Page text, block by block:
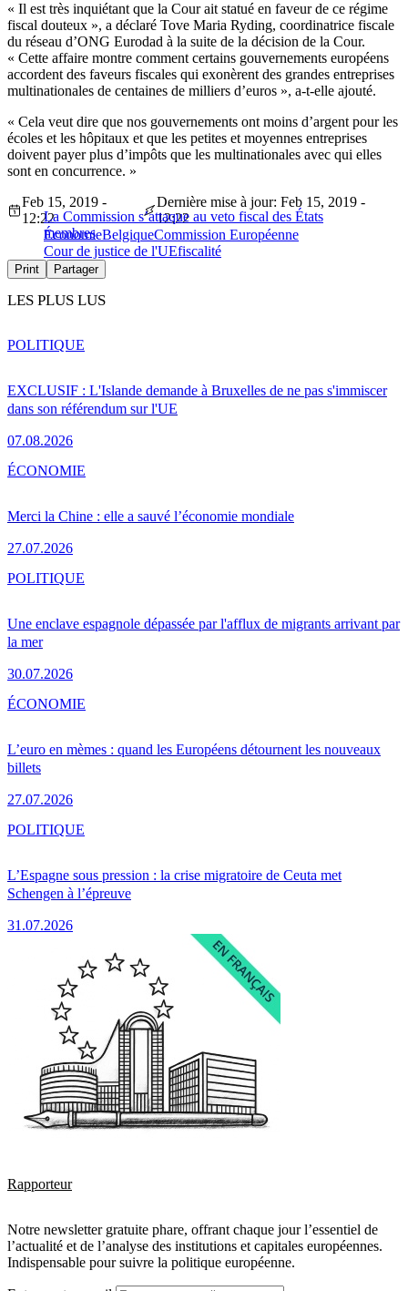
« Il est très inquiétant que la Cour ait statué en faveur de ce régime
fiscal douteux », a déclaré Tove Maria Ryding, coordinatrice fiscale
du réseau d’ONG Eurodad à la suite de la décision de la Cour.
« Cette affaire montre comment certains gouvernements européens
accordent des faveurs fiscales qui exonèrent des grandes entreprises
multinationales de centaines de milliers d’euros », a-t-elle ajouté.
« Cela veut dire que nos gouvernements ont moins d’argent pour les
écoles et les hôpitaux et que les petites et moyennes entreprises
doivent payer plus d’impôts que les multinationales avec qui elles
sont en concurrence. »
La Commission s’attaque au veto fiscal des États
membres
Feb 15, 2019 -
12:22
Dernière mise à jour: Feb 15, 2019 -
12:22
ÉconomieBelgiqueCommission Européenne
Cour de justice de l'UEfiscalité
Print Partager
LES PLUS LUS
EXCLUSIF : L'Islande demande à Bruxelles de ne pas s'immiscer
dans son référendum sur l'UE
07.08.2026
POLITIQUE
Merci la Chine : elle a sauvé l’économie mondiale
27.07.2026
ÉCONOMIE
Une enclave espagnole dépassée par l'afflux de migrants arrivant par
la mer
30.07.2026
POLITIQUE
L’euro en mèmes : quand les Européens détournent les nouveaux
billets
27.07.2026
ÉCONOMIE
L’Espagne sous pression : la crise migratoire de Ceuta met
Schengen à l’épreuve
31.07.2026
POLITIQUE
Rapporteur
Notre newsletter gratuite phare, offrant chaque jour l’essentiel de
l’actualité et de l’analyse des institutions et capitales européennes.
Indispensable pour suivre la politique européenne.